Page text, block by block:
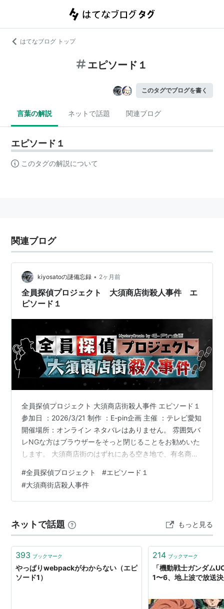
はてなブログ トップ
エピソード１
このタグでブログを書く
言葉の解説 ネットで話題 関連ブログ
エピソード１
このタグの解説について
関連ブログ
kiyosatoの謎備忘録 • 2ヶ月前
全員探偵プロジェクト 大須商店街殺人事件 エ
ピソード１
全員探偵プロジェクト 大須商店街殺人事件 エピソード１
参加日 ：2026/3/21 制作 ：E-pin企画 主催 ：テレビ愛知
開催場所：オンライン ネタバレはありません。 雰囲気バ
レNGな方はブラウザーをそっと閉じることをお勧めいた
します。 大須商店街のはずれにある空き地で、有名商店
況から殺人事件と断定し、捜査を開始。しかし、被害者
の死亡推定時刻と、遺体遺棄時刻にはタイムラグが･･･。
果たして犯人は？動機は？そして時間差のトリックと
４年振りにテレビ愛知さんのイベントが帰ってきまし
た…
#全員探偵プロジェクト #エピソード１
#大須商街店殺人事件
ネットで話題 もっと見る
393 ブックマーク
やっぱりwebpackがわからない（エピ
ソード1）
214 ブックマーク
「機動戦士ガンダム
1〜6、地上波で放送